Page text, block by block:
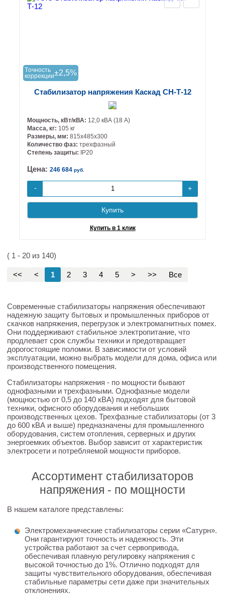
Tочность
коррекции±2,5%
Стабилизатор напряжения Каскад СН-Т-12
Мощность, кВт/кВА: 12,0 кВА (18 А)
Масса, кг: 105 кг
Размеры, мм: 815х485х300
Количество фаз: трехфазный
Степень защиты:
IP20
Цена: 246 684 руб.
- +
Купить
Купить в 1 клик
( 1 - 20 из 140)
<< < 1 2 3 4 5 > >> Все
Современные стабилизаторы напряжения обеспечивают
надежную защиту бытовых и промышленных приборов от
скачков напряжения, перегрузок и электромагнитных помех.
Они поддерживают стабильное электропитание, что
продлевает срок службы техники и предотвращает
дорогостоящие поломки. В зависимости от условий
эксплуатации, можно выбрать модели для дома, офиса или
производственного помещения.
Стабилизаторы напряжения - по мощности бывают
однофазными и трехфазными. Однофазные модели
(мощностью от 0,5 до 140 кВА) подходят для бытовой
техники, офисного оборудования и небольших
производственных цехов. Трехфазные стабилизаторы (от 3
до 600 кВА и выше) предназначены для промышленного
оборудования, систем отопления, серверных и других
энергоемких объектов. Выбор зависит от характеристик
электросети и потребляемой мощности приборов.
Ассортимент стабилизаторов
напряжения - по мощности
В нашем каталоге представлены:
Электромеханические стабилизаторы серии «Сатурн».
Они гарантируют точность и надежность. Эти
устройства работают за счет сервопривода,
обеспечивая плавную регулировку напряжения с
высокой точностью до 1%. Отлично подходят для
защиты чувствительного оборудования, обеспечивая
стабильные параметры сети даже при значительных
отклонениях.